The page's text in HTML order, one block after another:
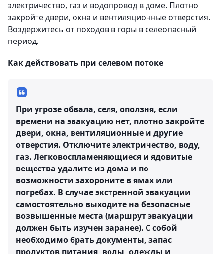
электричество, газ и водопровод в доме. Плотно
закройте двери, окна и вентиляционные отверстия.
Воздержитесь от походов в горы в селеопасный
период.
Как действовать при селевом потоке
При угрозе обвала, селя, оползня, если
времени на эвакуацию нет, плотно закройте
двери, окна, вентиляционные и другие
отверстия. Отключите электричество, воду,
газ. Легковоспламеняющиеся и ядовитые
вещества удалите из дома и по
возможности захороните в ямах или
погребах. В случае экстренной эвакуации
самостоятельно выходите на безопасные
возвышенные места (маршрут эвакуации
должен быть изучен заранее). С собой
необходимо брать документы, запас
продуктов питания, воды, одежды и